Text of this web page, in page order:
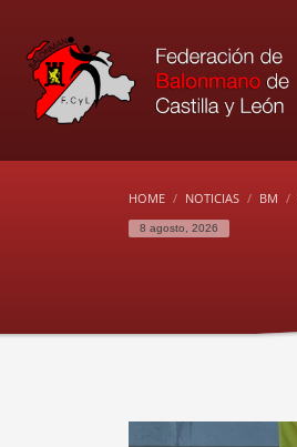
HOME NOTICIAS BM
8 agosto, 2026